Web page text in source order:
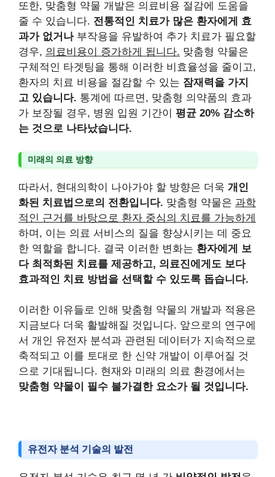
또한, 맞춤형 약물 개발은 의료비용 절감에 도움을
줄 수 있습니다. 전통적인 치료가 많은 환자에게 효
과가 없거나부작용을 유발하여 추가 치료가 필요할
경우, 의료비용이 증가하게 됩니다. 맞춤형 약물은
구체적인 타겟팅을 통해 이러한 비효율성을 줄이고,
환자의 치료 비용을 절감할 수 있는 잠재력을 가지
고 있습니다. 통계에 따르면, 맞춤형 의약품의 효과
가 보장될 경우, 병원 입원 기간이 평균 20% 감소하
는 것으로 나타났습니다.
미래의 의료 방향
따라서, 현대의학이 나아가야 할 방향은 더욱 개인
화된 치료법으로의 전환입니다. 맞춤형 약물은 과학
적인 근거를 바탕으로 환자 중심의 치료를 가능하게
하며, 이는 의료 서비스의 질을 향상시키는 데 중요
한 역할을 합니다. 결국 이러한 변화는 환자에게 보
다 최적화된 치료를 제공하고, 의료진에게도 보다
효과적인 치료 방법을 선택할 수 있도록 돕습니다.
이러한 이유들로 인해 맞춤형 약물의 개발과 적용은
지금보다 더욱 활발해질 것입니다. 앞으로의 연구에
서 개인 유전자 분석과 관련된 데이터가 지속적으로
축적되고 이를 토대로 한 신약 개발이 이루어질 것
으로 기대됩니다. 현재와 미래의 의료 환경에서는
맞춤형 약물이 필수 불가결한 요소가 될 것입니다.
유전자 분석 기술의 발전